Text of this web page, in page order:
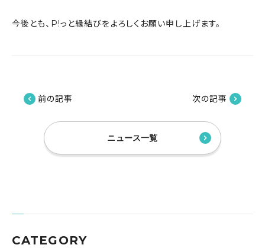
今後とも、P!っと縁結びをよろしくお願い申し上げます。
前の記事
ニュース一覧
次の記事
CATEGORY